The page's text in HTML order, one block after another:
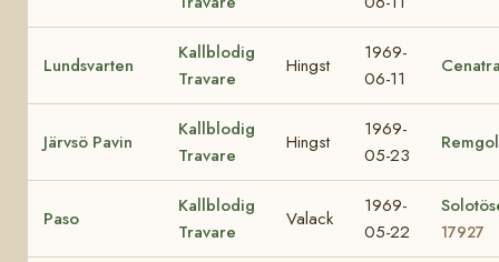
Lundsvarten
Kallblodig
Travare
Hingst
1969-
06-11
Järvsö Pavin
Kallblodig
Travare
Hingst
1969-
05-23
Paso
Kallblodig
Travare
Valack
1969-
05-22
17927